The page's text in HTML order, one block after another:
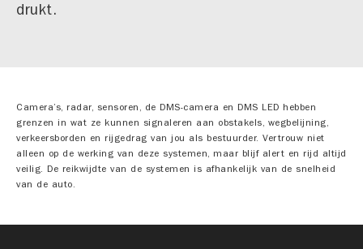
drukt.
Camera’s, radar, sensoren, de DMS-camera en DMS LED hebben
grenzen in wat ze kunnen signaleren aan obstakels, wegbelijning,
verkeersborden en rijgedrag van jou als bestuurder. Vertrouw niet
alleen op de werking van deze systemen, maar blijf alert en rijd altijd
veilig. De reikwijdte van de systemen is afhankelijk van de snelheid
van de auto.